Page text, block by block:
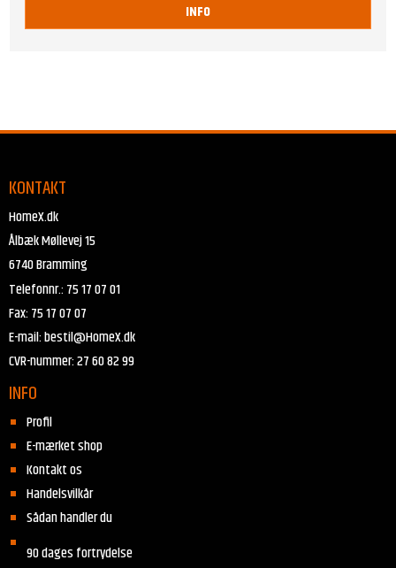
INFO
KONTAKT
HomeX.dk
Ålbæk Møllevej 15
6740 Bramming
Telefonnr.: 75 17 07 01
Fax: 75 17 07 07
E-mail:bestil@HomeX.dk
CVR-nummer:27 60 82 99
INFO
Profil
E-mærket shop
Kontakt os
Handelsvilkår
Sådan handler du
90 dages fortrydelse